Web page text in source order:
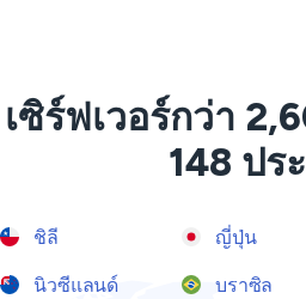
เซิร์ฟเวอร์กว่า
148 ปร
ชิลี ญี่ปุ่น
นิวซีแลนด์ บราซิล